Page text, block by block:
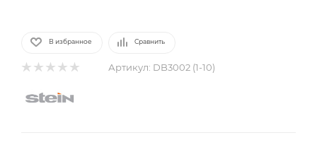
В избранное Сравнить
Артикул: DB3002 (1-10)